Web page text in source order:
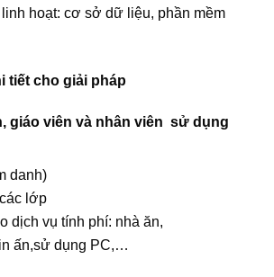
hoạt: cơ sở dữ liệu, phần mềm
tiết cho giải pháp
giáo viên và nhân viên sử dụng
danh)
lớp
dịch vụ tính phí: nhà ăn,
ấn,sử dụng PC,…